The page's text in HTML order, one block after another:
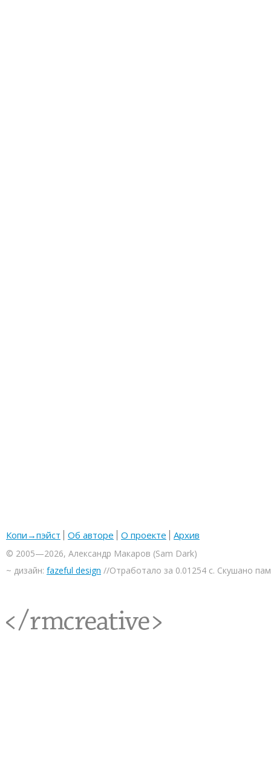
Копи→пэйст Об авторе О проекте Архив
© 2005—2026, Александр Макаров (Sam Dark)
~ дизайн: fazeful design //Отработало за 0.01254 с. Скушано
<rmcreative/>